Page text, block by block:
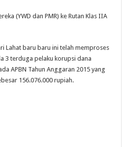
(YWD dan PMR) ke Rutan Klas IIA
Lahat baru baru ini telah memproses
3 terduga pelaku korupsi dana
APBN Tahun Anggaran 2015 yang
156.076.000 rupiah.